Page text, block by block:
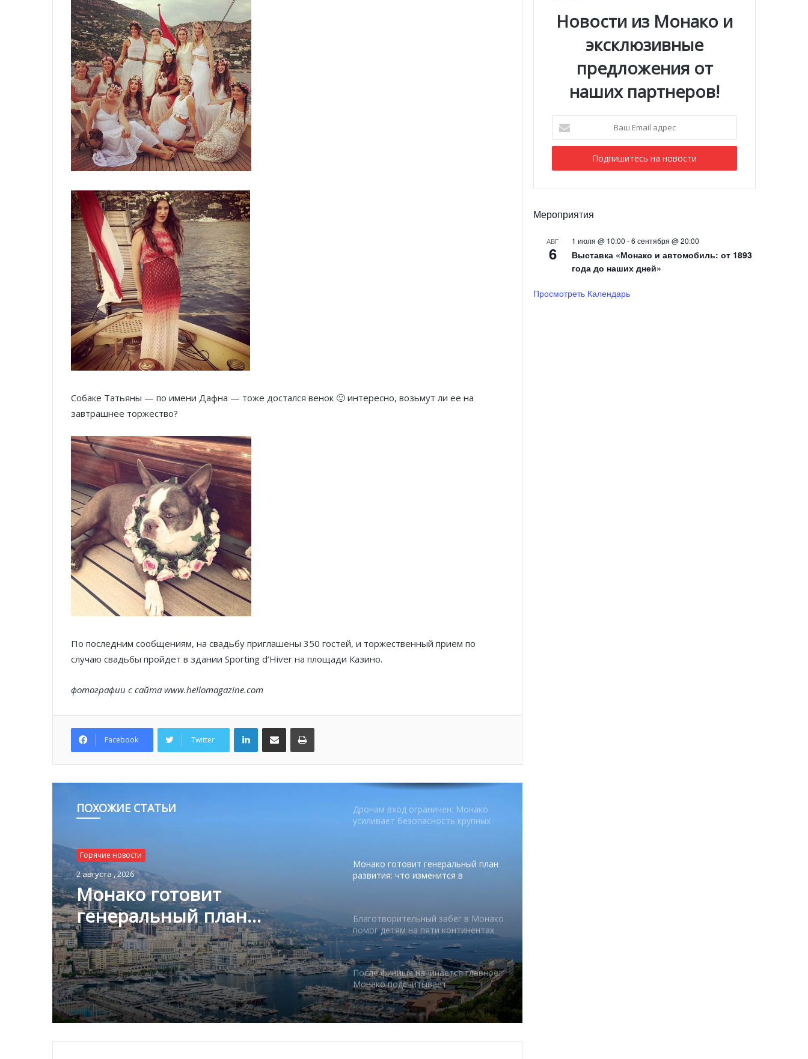
Собаке Татьяны — по имени Дафна — тоже достался венок 🙂 интересно, возьмут ли ее на
завтрашнее торжество?
По последним сообщениям, на свадьбу приглашены 350 гостей, и торжественный прием по
случаю свадьбы пройдет в здании Sporting d’Hiver на площади Казино.
фотографии с сайта www.hellomagazine.com
Facebook Twitter
LinkedInПоделиться по электронной почте Распечатать
ПОХОЖИЕ СТАТЬИ
Горячие новости
2 августа , 2026
Монако готовит
генеральный план
развития: что изменится в
Княжестве
SBM и Be Safe Monaco продлили
партнёрство ради безопасных
FESTIVAL готовит вечер мирового
Дронам вход ограничен: Монако
усиливает безопасность крупных
Монако готовит генеральный план
развития: что изменится в
Благотворительный забег в Монако
помог детям на пяти континентах
После финиша начинается главное:
Монако подсчитывает
экономическую ценность Гран-при
Формулы-1
драйвером роста индустрии
Новости из Монако и
эксклюзивные
предложения от
наших партнеров!
Email
адрес
Мероприятия
АВГ
6
1 июля @ 10:00 -6 сентября @ 20:00
Выставка «Монако и автомобиль: от 1893
года до наших дней»
Просмотреть Календарь